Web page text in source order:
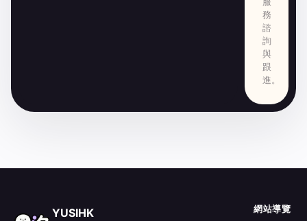
務
諮
詢
與
跟
進。
YUSIHK 網站導覽